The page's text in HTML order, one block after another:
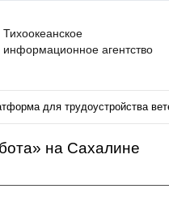
Тихоокеанское
информационное агентство
для трудоустройства
на Сахалине